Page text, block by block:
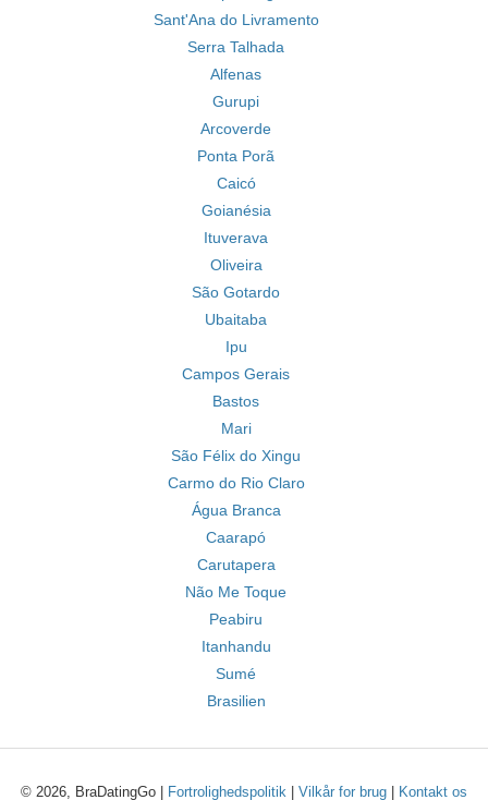
Sant'Ana do Livramento
Serra Talhada
Alfenas
Gurupi
Arcoverde
Ponta Porã
Caicó
Goianésia
Ituverava
Oliveira
São Gotardo
Ubaitaba
Ipu
Campos Gerais
Bastos
Mari
São Félix do Xingu
Carmo do Rio Claro
Água Branca
Caarapó
Carutapera
Não Me Toque
Peabiru
Itanhandu
Sumé
Brasilien
© 2026, BraDatingGo | Fortrolighedspolitik Vilkår for brug Kontakt os